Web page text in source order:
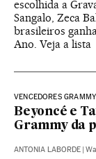
escolhida a
Sangalo, Zeca
brasileiros
Ano. Veja a lista
VENCEDORES
Beyoncé e
Grammy da
ANTONIA LABORDE